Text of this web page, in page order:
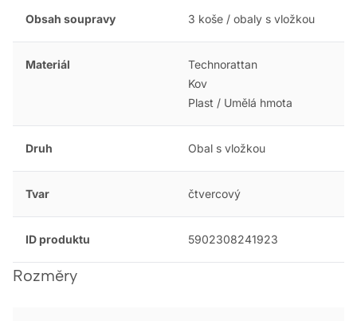
Obsah soupravy 3 koše / obaly s vložkou
Materiál
Technorattan
Kov
Plast / Umělá hmota
Druh Obal s vložkou
Tvar čtvercový
ID produktu 5902308241923
Rozměry